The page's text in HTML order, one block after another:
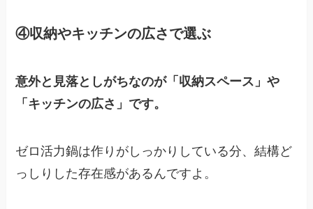
④収納やキッチンの広さで選ぶ
意外と見落としがちなのが「収納スペース」や
「キッチンの広さ」です。
ゼロ活力鍋は作りがしっかりしている分、結構ど
っしりした存在感があるんですよ。